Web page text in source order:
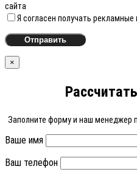
сайта
Я согласен получать
×
Заполните форму и наш менеджер
Ваше имя
Ваш телефон